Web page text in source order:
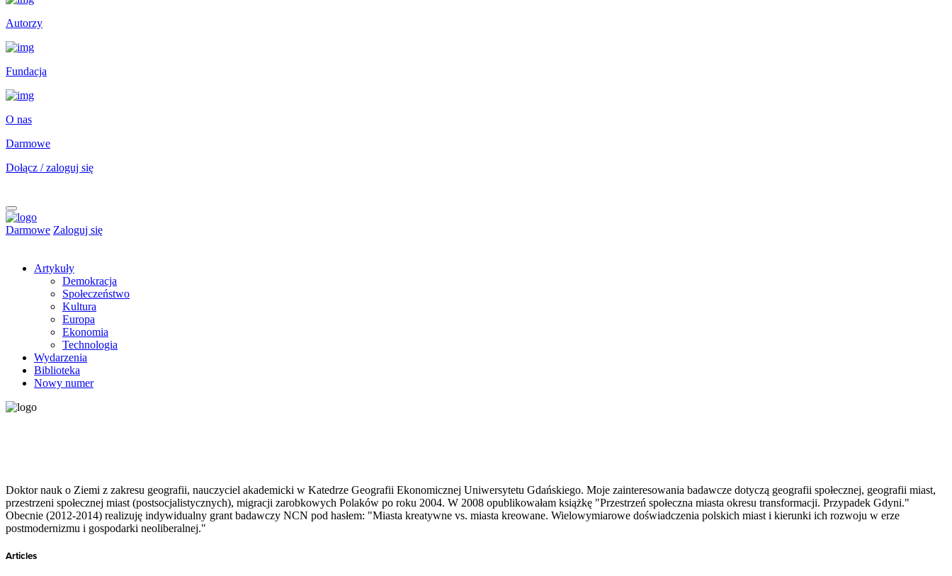
Autorzy
Fundacja
O nas
Darmowe
Dołącz / zaloguj się
Darmowe Zaloguj się
Artykuły
Demokracja
Społeczeństwo
Kultura
Europa
Ekonomia
Technologia
Wydarzenia
Biblioteka
Nowy numer
Doktor nauk o Ziemi z zakresu geografii, nauczyciel akademicki w Katedrze Geografii Ekonomicznej Uniwersytetu Gdańskiego. Moje zainteresowania badawcze dotyczą geografii społecznej, geografii miast,
przestrzeni społecznej miast (postsocjalistycznych), migracji zarobkowych Polaków po roku 2004. W 2008 opublikowałam książkę "Przestrzeń społeczna miasta okresu transformacji. Przypadek Gdyni."
Obecnie (2012-2014) realizuję indywidualny grant badawczy NCN pod hasłem: "Miasta kreatywne vs. miasta kreowane. Wielowymiarowe doświadczenia polskich miast i kierunki ich rozwoju w erze
postmodernizmu i gospodarki neoliberalnej."
Articles